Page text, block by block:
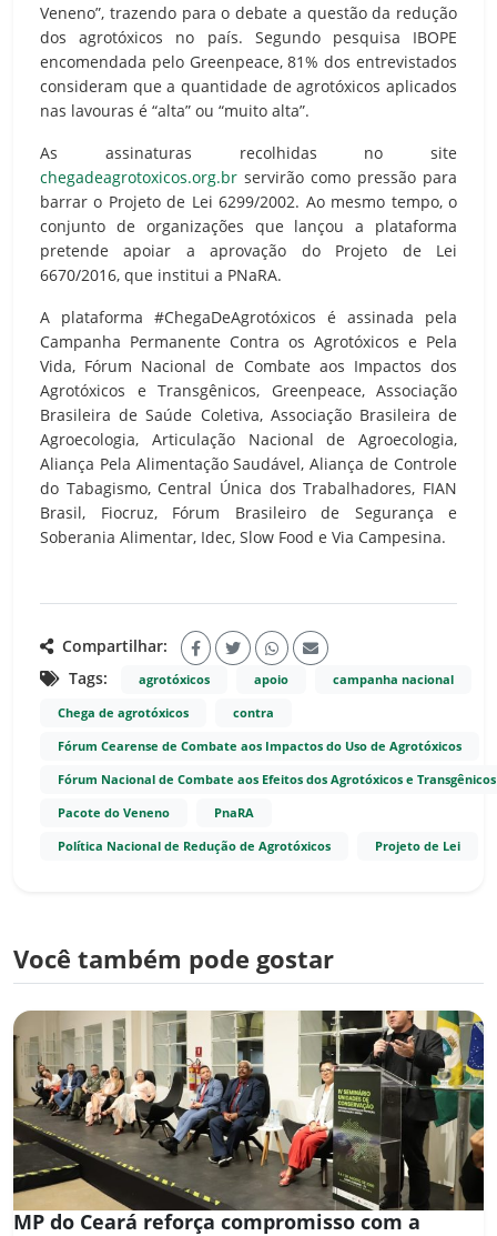
Veneno”, trazendo para o debate a questão da redução
dos agrotóxicos no país. Segundo pesquisa IBOPE
encomendada pelo Greenpeace, 81% dos entrevistados
consideram que a quantidade de agrotóxicos aplicados
nas lavouras é “alta” ou “muito alta”.
As assinaturas recolhidas no site
chegadeagrotoxicos.org.br servirão como pressão para
barrar o Projeto de Lei 6299/2002. Ao mesmo tempo, o
conjunto de organizações que lançou a plataforma
pretende apoiar a aprovação do Projeto de Lei
6670/2016, que institui a PNaRA.
A plataforma #ChegaDeAgrotóxicos é assinada pela
Campanha Permanente Contra os Agrotóxicos e Pela
Vida, Fórum Nacional de Combate aos Impactos dos
Agrotóxicos e Transgênicos, Greenpeace, Associação
Brasileira de Saúde Coletiva, Associação Brasileira de
Agroecologia, Articulação Nacional de Agroecologia,
Aliança Pela Alimentação Saudável, Aliança de Controle
do Tabagismo, Central Única dos Trabalhadores, FIAN
Brasil, Fiocruz, Fórum Brasileiro de Segurança e
Soberania Alimentar, Idec, Slow Food e Via Campesina.
Compartilhar:
Tags:
agrotóxicos apoio campanha nacional
Chega de agrotóxicos contra
Fórum Cearense de Combate aos Impactos do Uso de Agrotóxicos
Fórum Nacional de Combate aos Efeitos dos Agrotóxicos e Transgênicos
Pacote do Veneno PnaRA
Política Nacional de Redução de Agrotóxicos Projeto de Lei
Você também pode gostar
MP do Ceará reforça compromisso com a